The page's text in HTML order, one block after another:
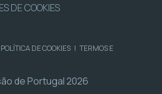
DE COOKIES
POLÍTICA DE COOKIES | TERMOS E
de Portugal 2026